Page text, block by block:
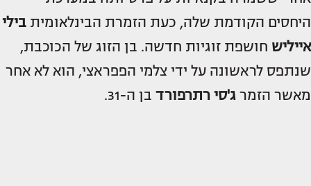
היחסים הקודמת שלה, כעת הזמרת הבינלאומית בילי
אייליש חושפת זוגיות חדשה. בן הזוג של הכוכבת,
שנתפס לראשונה על ידי צלמי הפפראצי, הוא לא אחר
מאשר הזמר ג'סי רתרפורד בן ה-31.